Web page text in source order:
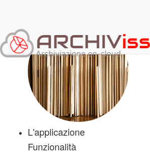
L'applicazione
Funzionalità